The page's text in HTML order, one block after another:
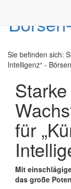
Sie befinden sich:
Intelligenz“ -
Starke
für
Mit
das große